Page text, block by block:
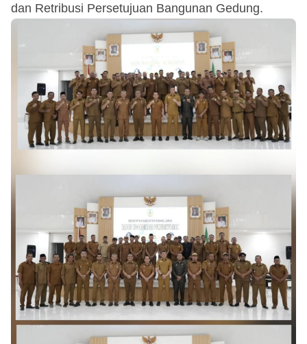
dan Retribusi Persetujuan Bangunan Gedung.